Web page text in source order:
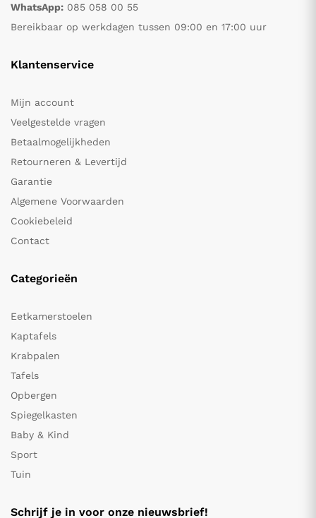
WhatsApp: 085 058 00 55
Bereikbaar op werkdagen tussen 09:00 en 17:00 uur
Klantenservice
Mijn account
Veelgestelde vragen
Betaalmogelijkheden
Retourneren & Levertijd
Garantie
Algemene Voorwaarden
Cookiebeleid
Contact
Categorieën
Eetkamerstoelen
Kaptafels
Krabpalen
Tafels
Opbergen
Spiegelkasten
Baby & Kind
Sport
Tuin
Schrijf je in voor onze nieuwsbrief!